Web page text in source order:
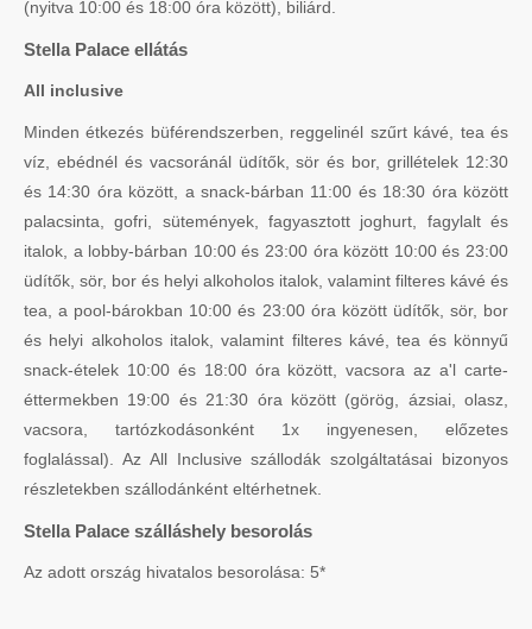
(nyitva 10:00 és 18:00 óra között), biliárd.
Stella Palace ellátás
All inclusive
Minden étkezés büférendszerben, reggelinél szűrt kávé, tea és
víz, ebédnél és vacsoránál üdítők, sör és bor, grillételek 12:30
és 14:30 óra között, a snack-bárban 11:00 és 18:30 óra között
palacsinta, gofri, sütemények, fagyasztott joghurt, fagylalt és
italok, a lobby-bárban 10:00 és 23:00 óra között 10:00 és 23:00
üdítők, sör, bor és helyi alkoholos italok, valamint filteres kávé és
tea, a pool-bárokban 10:00 és 23:00 óra között üdítők, sör, bor
és helyi alkoholos italok, valamint filteres kávé, tea és könnyű
snack-ételek 10:00 és 18:00 óra között, vacsora az a'l carte-
éttermekben 19:00 és 21:30 óra között (görög, ázsiai, olasz,
vacsora, tartózkodásonként 1x ingyenesen, előzetes
foglalással). Az All Inclusive szállodák szolgáltatásai bizonyos
részletekben szállodánként eltérhetnek.
Stella Palace szálláshely besorolás
Az adott ország hivatalos besorolása: 5*